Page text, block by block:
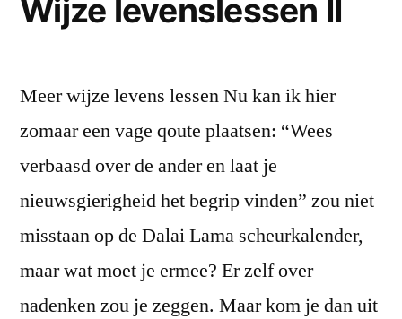
Wijze levenslessen II
Meer wijze levens lessen Nu kan ik hier
zomaar een vage qoute plaatsen: “Wees
verbaasd over de ander en laat je
nieuwsgierigheid het begrip vinden” zou niet
misstaan op de Dalai Lama scheurkalender,
maar wat moet je ermee? Er zelf over
nadenken zou je zeggen. Maar kom je dan uit